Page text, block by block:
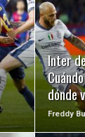
Inter
dónde
Freddy